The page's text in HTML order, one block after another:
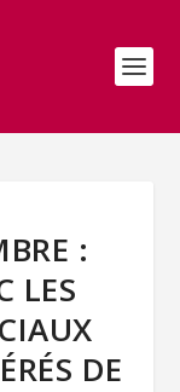
:
LES
DE